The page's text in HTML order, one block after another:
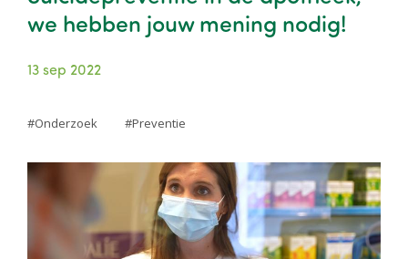
we hebben jouw mening nodig!
13 sep 2022
Onderzoek Preventie
Image